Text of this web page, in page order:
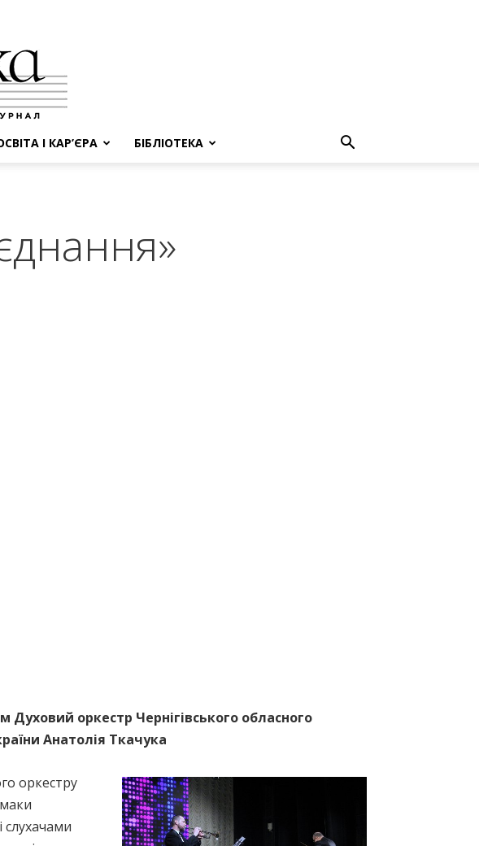
І КАР’ЄРА БІБЛІОТЕКА
оркестр Чернігівського обласного
Анатолія Ткачука
оркестру
слухачами